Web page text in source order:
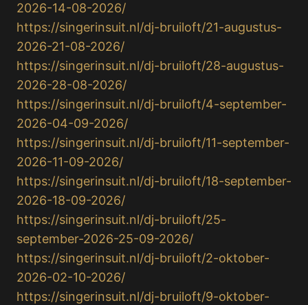
2026-14-08-2026/
https://singerinsuit.nl/dj-bruiloft/21-augustus-
2026-21-08-2026/
https://singerinsuit.nl/dj-bruiloft/28-augustus-
2026-28-08-2026/
https://singerinsuit.nl/dj-bruiloft/4-september-
2026-04-09-2026/
https://singerinsuit.nl/dj-bruiloft/11-september-
2026-11-09-2026/
https://singerinsuit.nl/dj-bruiloft/18-september-
2026-18-09-2026/
https://singerinsuit.nl/dj-bruiloft/25-
september-2026-25-09-2026/
https://singerinsuit.nl/dj-bruiloft/2-oktober-
2026-02-10-2026/
https://singerinsuit.nl/dj-bruiloft/9-oktober-